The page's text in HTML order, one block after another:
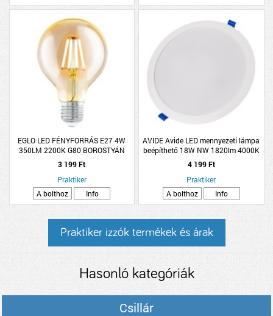
EGLO LED FÉNYFORRÁS E27 4W
350LM 2200K G80 BOROSTYÁN
3 199 Ft
Praktiker
A bolthoz
Info
AVIDE Avide LED mennyezeti lámpa
beépíthető 18W NW 1820lm 4000K
kerek műanyag
4 199 Ft
Praktiker
A bolthoz
Info
Praktiker izzók termékek és árak
Hasonló kategóriák
Csillár